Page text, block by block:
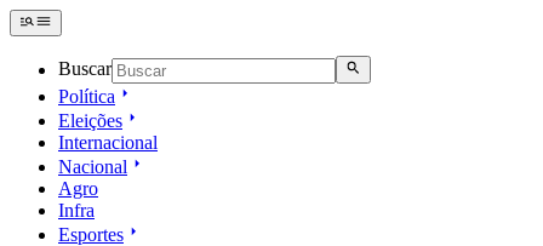
Buscar
Política
Eleições
Internacional
Nacional
Agro
Infra
Esportes